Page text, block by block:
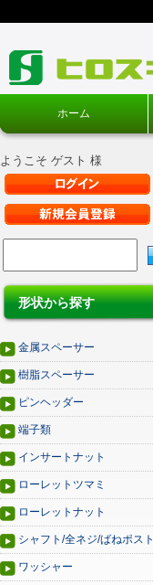
ホーム
ようこそ ゲスト 様
形状から探す
金属スペーサー
樹脂スペーサー
ピンヘッダー
端子類
インサートナット
ローレットツマミ
ローレットナット
シャフト/全ネジ/ばねポスト
ワッシャー